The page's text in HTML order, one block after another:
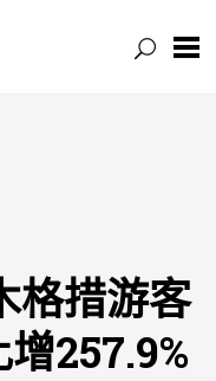
格措游客
257.9%